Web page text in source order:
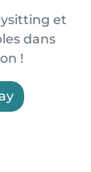
et
dans
!